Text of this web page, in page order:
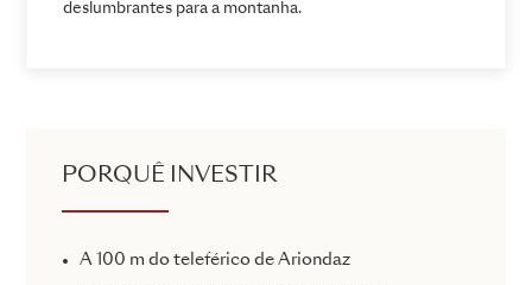
deslumbrantes para a montanha.
PORQUÊ INVESTIR
A 100 m do teleférico de Ariondaz